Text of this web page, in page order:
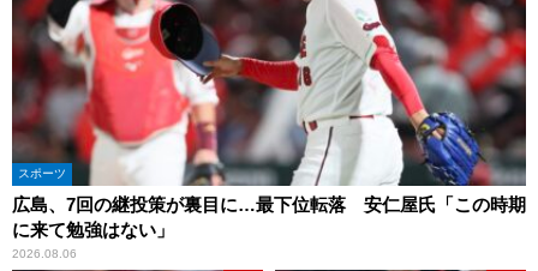
スポーツ
広島、7回の継投策が裏目に…最下位転落 安仁屋氏「この時期
に来て勉強はない」
2026.08.06